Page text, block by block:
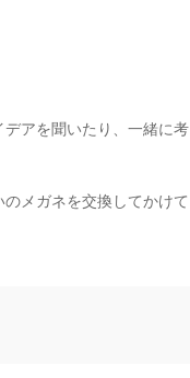
デアを聞いたり、一緒に考
メガネを交換してかけて